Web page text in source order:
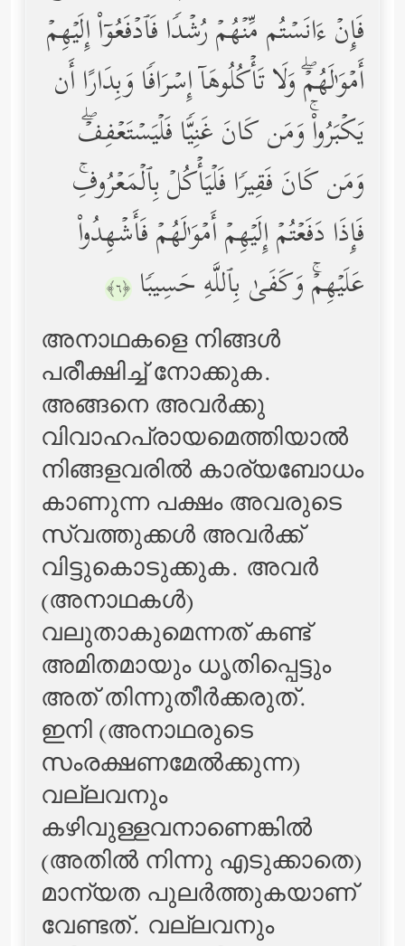
فَإِنۡ ءَانَسۡتُم مِّنۡهُمۡ رُشۡدࣰا فَٱدۡفَعُوۤاْ إِلَیۡهِمۡ
أَمۡوَ ٰ⁠لَهُمۡۖ وَلَا تَأۡكُلُوهَاۤ إِسۡرَافࣰا وَبِدَارًا أَن
یَكۡبَرُواْۚ وَمَن كَانَ غَنِیࣰّا فَلۡیَسۡتَعۡفِفۡۖ
وَمَن كَانَ فَقِیرࣰا فَلۡیَأۡكُلۡ بِٱلۡمَعۡرُوفِۚ
فَإِذَا دَفَعۡتُمۡ إِلَیۡهِمۡ أَمۡوَ ٰ⁠لَهُمۡ فَأَشۡهِدُواْ
عَلَیۡهِمۡۚ وَكَفَىٰ بِٱللَّهِ حَسِیبࣰا ﴿٦﴾
അനാഥകളെ നിങ്ങള്‍
പരീക്ഷിച്ച് നോക്കുക.
അങ്ങനെ അവര്‍ക്കു
വിവാഹപ്രായമെത്തിയാല്‍
നിങ്ങളവരില്‍ കാര്യബോധം
കാണുന്ന പക്ഷം അവരുടെ
സ്വത്തുക്കള്‍ അവര്‍ക്ക്
വിട്ടുകൊടുക്കുക. അവര്‍
(അനാഥകള്‍)
വലുതാകുമെന്നത് കണ്ട്
അമിതമായും ധൃതിപ്പെട്ടും
അത് തിന്നുതീര്‍ക്കരുത്‌.
ഇനി (അനാഥരുടെ
സംരക്ഷണമേല്‍ക്കുന്ന)
വല്ലവനും
കഴിവുള്ളവനാണെങ്കില്‍
(അതില്‍ നിന്നു എടുക്കാതെ)
മാന്യത പുലര്‍ത്തുകയാണ്
വേണ്ടത്‌. വല്ലവനും